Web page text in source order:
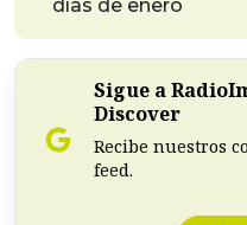
días de enero
Sigue a
Discover
Recibe nuestros
feed.